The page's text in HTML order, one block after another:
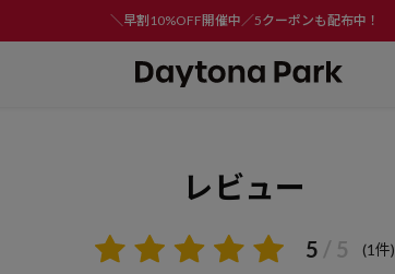
＼早割10%OFF開催中／5クーポンも配布中！
レビュー
5 / 5 (1件)